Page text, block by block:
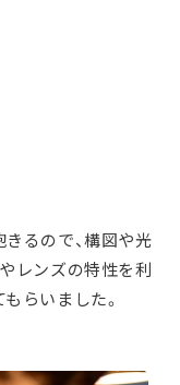
るので、構図や光
レンズの特性を利
らいました。